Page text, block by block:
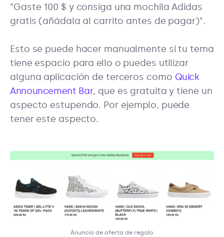
"Gaste 100 $ y consiga una mochila Adidas
gratis (añádala al carrito antes de pagar)".
Esto se puede hacer manualmente si tu tema
tiene espacio para ello o puedes utilizar
alguna aplicación de terceros como Quick
Announcement Bar, que es gratuita y tiene un
aspecto estupendo. Por ejemplo, puede
tener este aspecto.
Anuncio de oferta de regalo